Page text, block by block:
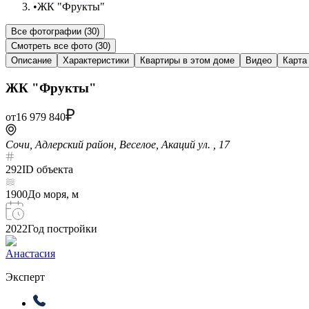
•ЖК "Фрукты"
Все фотографии (30)
Смотреть все фото (30)
Описание
Характеристики Квартиры в этом доме Видео Карта
ЖК "Фрукты"
от16 979 840
Сочи, Адлерский район, Веселое, Акаций ул. , 17
292ID объекта
1900До моря, м
2022Год постройки
Анастасия
Эксперт